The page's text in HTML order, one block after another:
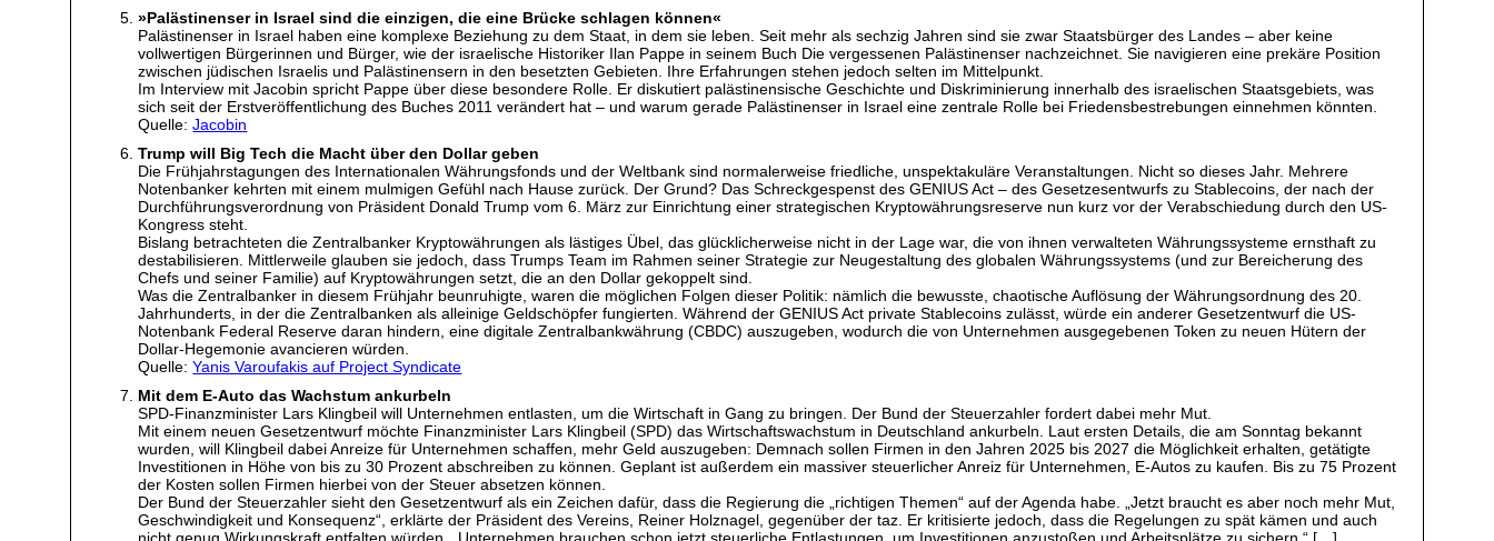
»Palästinenser in Israel sind die einzigen, die eine Brücke schlagen können«
Palästinenser in Israel haben eine komplexe Beziehung zu dem Staat, in dem sie leben. Seit mehr als sechzig Jahren sind sie zwar Staatsbürger des Landes – aber keine
vollwertigen Bürgerinnen und Bürger, wie der israelische Historiker Ilan Pappe in seinem Buch Die vergessenen Palästinenser nachzeichnet. Sie navigieren eine prekäre Position
zwischen jüdischen Israelis und Palästinensern in den besetzten Gebieten. Ihre Erfahrungen stehen jedoch selten im Mittelpunkt.
Im Interview mit Jacobin spricht Pappe über diese besondere Rolle. Er diskutiert palästinensische Geschichte und Diskriminierung innerhalb des israelischen Staatsgebiets, was
sich seit der Erstveröffentlichung des Buches 2011 verändert hat – und warum gerade Palästinenser in Israel eine zentrale Rolle bei Friedensbestrebungen einnehmen könnten.
Quelle:Jacobin
Trump will Big Tech die Macht über den Dollar geben
Die Frühjahrstagungen des Internationalen Währungsfonds und der Weltbank sind normalerweise friedliche, unspektakuläre Veranstaltungen. Nicht so dieses Jahr. Mehrere
Notenbanker kehrten mit einem mulmigen Gefühl nach Hause zurück. Der Grund? Das Schreckgespenst des GENIUS Act – des Gesetzesentwurfs zu Stablecoins, der nach der
Durchführungsverordnung von Präsident Donald Trump vom 6. März zur Einrichtung einer strategischen Kryptowährungsreserve nun kurz vor der Verabschiedung durch den US-
Kongress steht.
Bislang betrachteten die Zentralbanker Kryptowährungen als lästiges Übel, das glücklicherweise nicht in der Lage war, die von ihnen verwalteten Währungssysteme ernsthaft zu
destabilisieren. Mittlerweile glauben sie jedoch, dass Trumps Team im Rahmen seiner Strategie zur Neugestaltung des globalen Währungssystems (und zur Bereicherung des
Chefs und seiner Familie) auf Kryptowährungen setzt, die an den Dollar gekoppelt sind.
Was die Zentralbanker in diesem Frühjahr beunruhigte, waren die möglichen Folgen dieser Politik: nämlich die bewusste, chaotische Auflösung der Währungsordnung des 20.
Jahrhunderts, in der die Zentralbanken als alleinige Geldschöpfer fungierten. Während der GENIUS Act private Stablecoins zulässt, würde ein anderer Gesetzentwurf die US-
Notenbank Federal Reserve daran hindern, eine digitale Zentralbankwährung (CBDC) auszugeben, wodurch die von Unternehmen ausgegebenen Token zu neuen Hütern der
Dollar-Hegemonie avancieren würden.
Quelle:Yanis Varoufakis auf Project Syndicate
Mit dem E-Auto das Wachstum ankurbeln
SPD-Finanzminister Lars Klingbeil will Unternehmen entlasten, um die Wirtschaft in Gang zu bringen. Der Bund der Steuerzahler fordert dabei mehr Mut.
Mit einem neuen Gesetzentwurf möchte Finanzminister Lars Klingbeil (SPD) das Wirtschaftswachstum in Deutschland ankurbeln. Laut ersten Details, die am Sonntag bekannt
wurden, will Klingbeil dabei Anreize für Unternehmen schaffen, mehr Geld auszugeben: Demnach sollen Firmen in den Jahren 2025 bis 2027 die Möglichkeit erhalten, getätigte
Investitionen in Höhe von bis zu 30 Prozent abschreiben zu können. Geplant ist außerdem ein massiver steuerlicher Anreiz für Unternehmen, E-Autos zu kaufen. Bis zu 75 Prozent
der Kosten sollen Firmen hierbei von der Steuer absetzen können.
Der Bund der Steuerzahler sieht den Gesetzentwurf als ein Zeichen dafür, dass die Regierung die „richtigen Themen“ auf der Agenda habe. „Jetzt braucht es aber noch mehr Mut,
Geschwindigkeit und Konsequenz“, erklärte der Präsident des Vereins, Reiner Holznagel, gegenüber der taz. Er kritisierte jedoch, dass die Regelungen zu spät kämen und auch